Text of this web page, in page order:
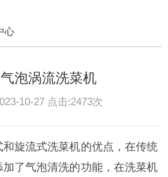
心
泡涡流洗菜机
10-27 点击:2473次
旋流式洗菜机的优点，在传统
了气泡清洗的功能，在洗菜机